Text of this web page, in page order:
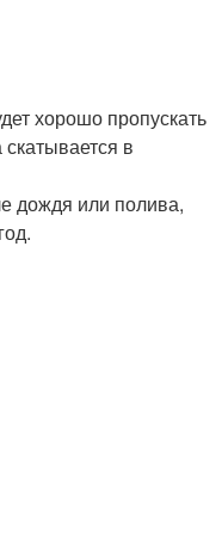
хорошо пропускать
в
дождя или полива,